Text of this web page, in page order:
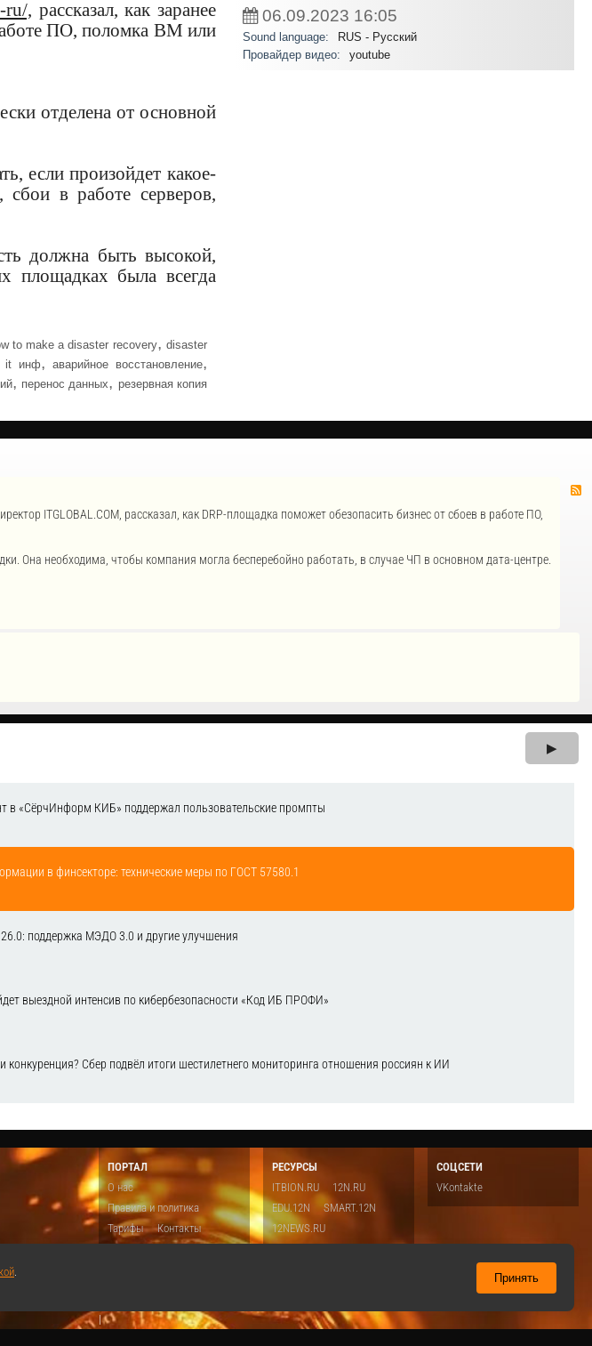
ru/, рассказал, как заранее
ПО, поломка ВМ или
отделена от основной
если произойдет какое-
в работе серверов,
должна быть высокой,
площадках была всегда
to make a disaster recovery, disaster
it инф,аварийное восстановление,
, перенос данных, резервная копия
06.09.2023 16:05
Sound language:
RUS - Русский
Провайдер видео:
youtube
ITGLOBAL.COM, рассказал, как DRP-площадка поможет обезопасить бизнес от сбоев в работе ПО,
Она необходима, чтобы компания могла бесперебойно работать, в случае ЧП в основном дата-центре.
▶
в «СёрчИнформ КИБ» поддержал пользовательские промпты
в финсекторе: технические меры по ГОСТ 57580.1
поддержка МЭДО 3.0 и другие улучшения
выездной интенсив по кибербезопасности «Код ИБ ПРОФИ»
конкуренция? Сбер подвёл итоги шестилетнего мониторинга отношения россиян к ИИ
ПОРТАЛ
О нас
Правила и политика
Тарифы
Контакты
Предложить видео
Топ
РЕСУРСЫ
ITBION.RU
12N.RU
EDU.12N
SMART.12N
12NEWS.RU
СОЦСЕТИ
VKontakte
|
. Принять